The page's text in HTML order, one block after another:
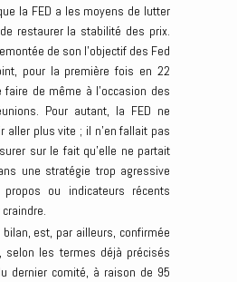
la FED a les moyens de lutter
restaurer la stabilité des prix.
de son l’objectif des Fed
pour la première fois en 22
de même à l’occasion des
Pour autant, la FED ne
aller plus vite ; il n’en fallait pas
sur le fait qu’elle ne partait
une stratégie trop agressive
ou indicateurs récents
est, par ailleurs, confirmée
selon les termes déjà précisés
dernier comité, à raison de 95